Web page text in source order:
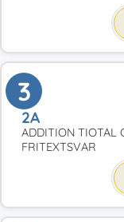
3
2A
ADDITION TIOTAL
FRITEXTSVAR